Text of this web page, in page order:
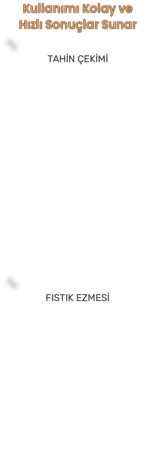
Kullanımı Kolay ve
Hızlı Sonuçlar Sunar
TAHİN ÇEKİMİ
FISTIK EZMESİ